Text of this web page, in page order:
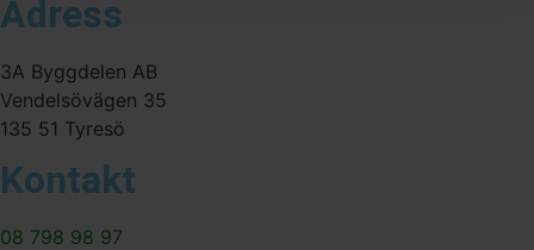
Adress
3A Byggdelen AB
Vendelsövägen 35
135 51 Tyresö
Kontakt
08 798 98 97